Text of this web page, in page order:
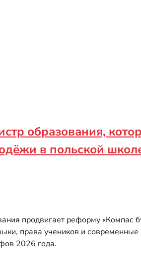
образования,
в польской
продвигает реформу «Компас
права учеников и
2026 года.